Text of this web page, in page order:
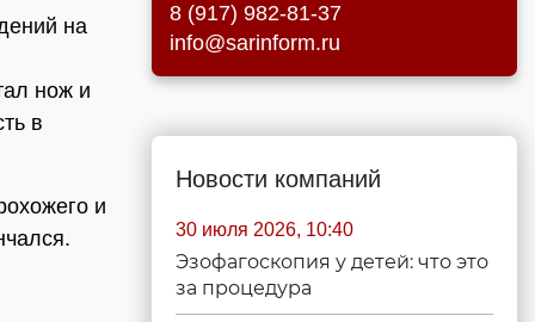
на
нож и
в
и
8 (917) 982-81-37
info@sarinform.ru
Новости компаний
30 июля 2026, 10:40
Эзофагоскопия у детей: что это
за процедура